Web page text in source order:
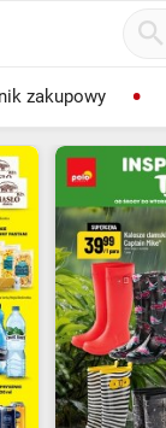
zakupowy